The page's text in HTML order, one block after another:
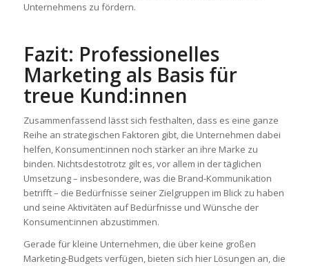
Unternehmens zu fördern.
Fazit: Professionelles
Marketing als Basis für
treue Kund:innen
Zusammenfassend lässt sich festhalten, dass es eine ganze
Reihe an strategischen Faktoren gibt, die Unternehmen dabei
helfen, Konsument:innen noch stärker an ihre Marke zu
binden. Nichtsdestotrotz gilt es, vor allem in der täglichen
Umsetzung – insbesondere, was die Brand-Kommunikation
betrifft – die Bedürfnisse seiner Zielgruppen im Blick zu haben
und seine Aktivitäten auf Bedürfnisse und Wünsche der
Konsument:innen abzustimmen.
Gerade für kleine Unternehmen, die über keine großen
Marketing-Budgets verfügen, bieten sich hier Lösungen an, die